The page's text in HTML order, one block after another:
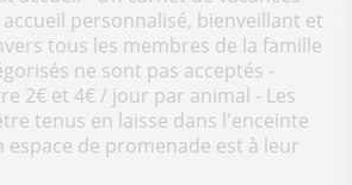
personnalisé, bienveillant et
tous les membres de la famille
ne sont pas acceptés -
2€ et 4€ / jour par animal - Les
tenus en laisse dans l'enceinte
espace de promenade est à leur